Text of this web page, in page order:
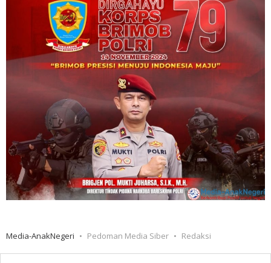
Media-AnakNegeri Pedoman Media Siber Redaksi